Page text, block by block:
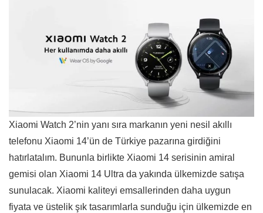
Xiaomi Watch 2’nin yanı sıra markanın yeni nesil akıllı
telefonu Xiaomi 14’ün de Türkiye pazarına girdiğini
hatırlatalım. Bununla birlikte Xiaomi 14 serisinin amiral
gemisi olan Xiaomi 14 Ultra da yakında ülkemizde satışa
sunulacak. Xiaomi kaliteyi emsallerinden daha uygun
fiyata ve üstelik şık tasarımlarla sunduğu için ülkemizde en